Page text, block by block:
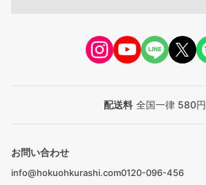
配送料 全国一律 580円
お問い合わせ
info@hokuohkurashi.com0120-096-456